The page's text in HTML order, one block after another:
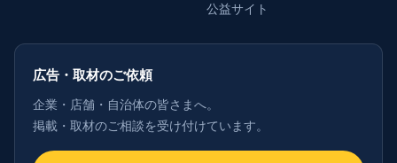
公益サイト
広告・取材のご依頼
企業・店舗・自治体の皆さまへ。
掲載・取材のご相談を受け付けています。